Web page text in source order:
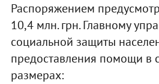
Распоряжением
10,4 млн. грн. Главному
социальной защиты
предоставления помощи в
размерах: